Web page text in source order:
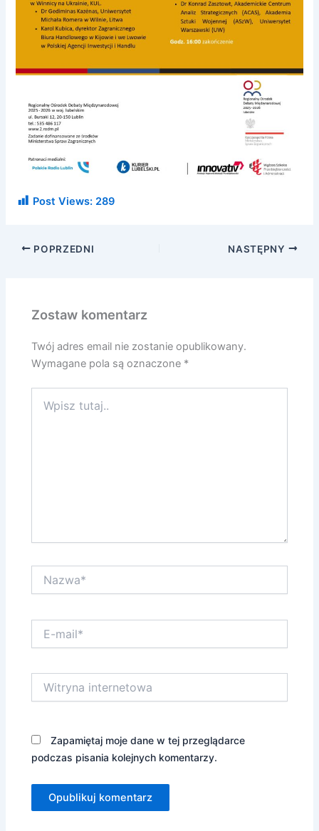
Post Views: 289
POPRZEDNI NASTĘPNY
Zostaw komentarz
Twój adres email nie zostanie opublikowany.
Wymagane pola są oznaczone *
tutaj..
mail*
internetowa
Zapamiętaj moje dane w tej przeglądarce
podczas pisania kolejnych komentarzy.